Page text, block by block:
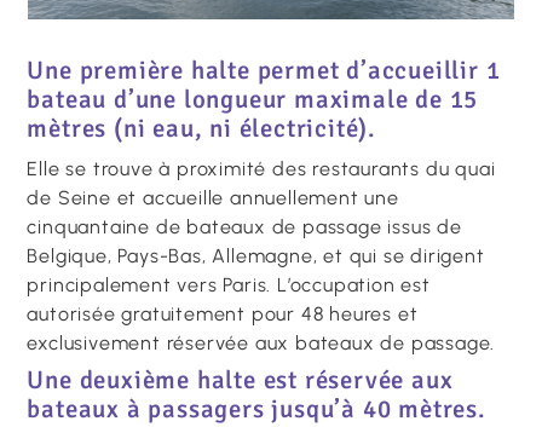
Une première halte permet d’accueillir 1
bateau d’une longueur maximale de 15
mètres (ni eau, ni électricité).
Elle se trouve à proximité des restaurants du quai
de Seine et accueille annuellement une
cinquantaine de bateaux de passage issus de
Belgique, Pays-Bas, Allemagne, et qui se dirigent
principalement vers Paris. L’occupation est
autorisée gratuitement pour 48 heures et
exclusivement réservée aux bateaux de passage.
Une deuxième halte est réservée aux
bateaux à passagers jusqu’à 40 mètres.